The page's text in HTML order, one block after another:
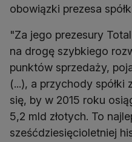
obowiązki prezesa
"Za jego prezesury
na drogę szybkiego
punktów sprzedaży,
(...), a przychody spółki
się, by w 2015 roku
5,2 mld złotych. To
sześćdziesięcioletniej